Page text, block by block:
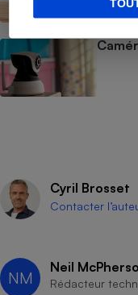
Cyril Brosset
Contacter
NM
Neil
Rédacteur